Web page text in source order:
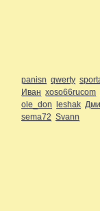
panisn qwerty
Иван xoso66rucom
ole_don leshak
sema72 Svann